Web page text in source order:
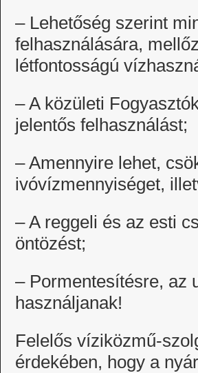
– Lehetőség szerint
felhasználására,
létfontosságú
– A közületi
jelentős felhasználást;
– Amennyire lehet,
ivóvízmennyiséget,
– A reggeli és az esti
öntözést;
– Pormentesítésre, az
használjanak!
Felelős víziközmű-
érdekében, hogy a